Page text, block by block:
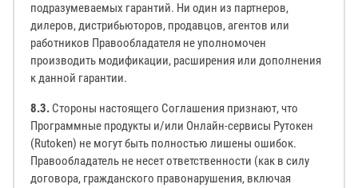
подразумеваемых гарантий. Ни один из партнеров,
дилеров, дистрибьюторов, продавцов, агентов или
работников Правообладателя не уполномочен
производить модификации, расширения или дополнения
к данной гарантии.
8.3. Стороны настоящего Соглашения признают, что
Программные продукты и/или Онлайн-сервисы Рутокен
(Rutoken) не могут быть полностью лишены ошибок.
Правообладатель не несет ответственности (как в силу
договора, гражданского правонарушения, включая